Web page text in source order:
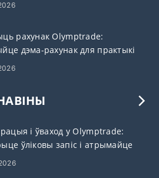
рахунак Olymptrade:
дэма-рахунак для практыкі
і ўваход у Olymptrade:
ўліковы запіс і атрымайце